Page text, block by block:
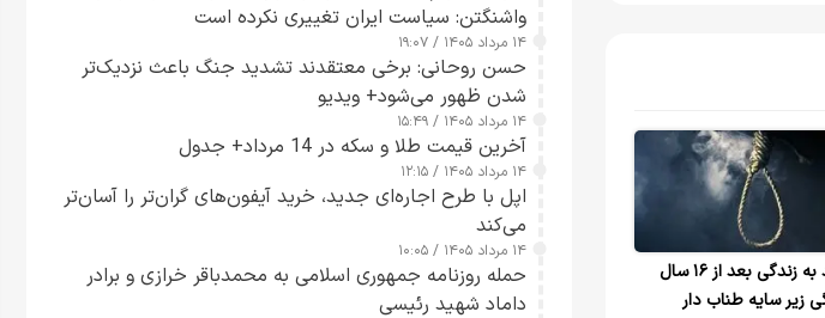
امید به زندگی بعد از ۱۶ سال
زیر سایه طناب دار
واشنگتن: سیاست ایران تغییری نکرده است
۱۴ مرداد ۱۴۰۵ / ۱۹:۰۷
حسن روحانی: برخی معتقدند تشدید جنگ باعث نزدیک‌تر
شدن ظهور می‌شود+ ویدیو
۱۴ مرداد ۱۴۰۵ / ۱۵:۴۹
آخرین قیمت طلا و سکه در 14 مرداد+ جدول
۱۴ مرداد ۱۴۰۵ / ۱۲:۱۵
اپل با طرح اجاره‌ای جدید، خرید آیفون‌های گران‌تر را آسان‌تر
می‌کند
۱۴ مرداد ۱۴۰۵ / ۱۰:۰۵
حمله روزنامه جمهوری اسلامی به محمدباقر خرازی و برادر
داماد شهید رئیسی